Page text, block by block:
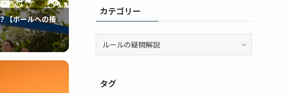
【ボールへの接
カテゴリー
ータグ